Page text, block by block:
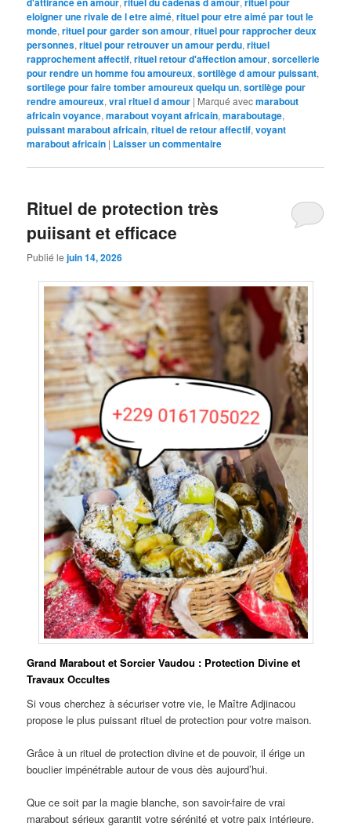
eloigner une rivale de l etre aimé,rituel pour etre aimé par tout le
monde,rituel pour garder son amour,rituel pour rapprocher deux
personnes,rituel pour retrouver un amour perdu,rituel
rapprochement affectif,rituel retour d'affection amour,sorcellerie
pour rendre un homme fou amoureux,sortilège d amour puissant,
sortilege pour faire tomber amoureux quelqu un,sortilège pour
rendre amoureux,vrai rituel d amour | Marqué avecmarabout
africain voyance,marabout voyant africain,maraboutage,
puissant marabout africain,rituel de retour affectif,voyant
marabout africain | Laisser un commentaire
Rituel de protection très
puiisant et efficace
Publié lejuin 14, 2026
Grand Marabout et Sorcier Vaudou : Protection Divine et
Travaux Occultes
Si vous cherchez à sécuriser votre vie, le Maître Adjinacou
propose le plus puissant rituel de protection pour votre maison.
Grâce à un rituel de protection divine et de pouvoir, il érige un
bouclier impénétrable autour de vous dès aujourd’hui.
Que ce soit par la magie blanche, son savoir-faire de vrai
marabout sérieux garantit votre sérénité et votre paix intérieure.